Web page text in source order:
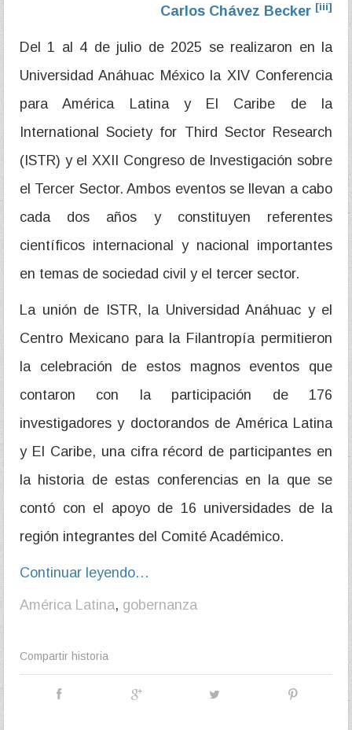
Carlos Chávez Becker [iii]
Del 1 al 4 de julio de 2025 se realizaron en la
Universidad Anáhuac México la XIV Conferencia
para América Latina y El Caribe de la
International Society for Third Sector Research
(ISTR) y el XXII Congreso de Investigación sobre
el Tercer Sector. Ambos eventos se llevan a cabo
cada dos años y constituyen referentes
científicos internacional y nacional importantes
en temas de sociedad civil y el tercer sector.
La unión de ISTR, la Universidad Anáhuac y el
Centro Mexicano para la Filantropía permitieron
la celebración de estos magnos eventos que
contaron con la participación de 176
investigadores y doctorandos de América Latina
y El Caribe, una cifra récord de participantes en
la historia de estas conferencias en la que se
contó con el apoyo de 16 universidades de la
región integrantes del Comité Académico.
Continuar leyendo…
América Latina, gobernanza
Compartir historia